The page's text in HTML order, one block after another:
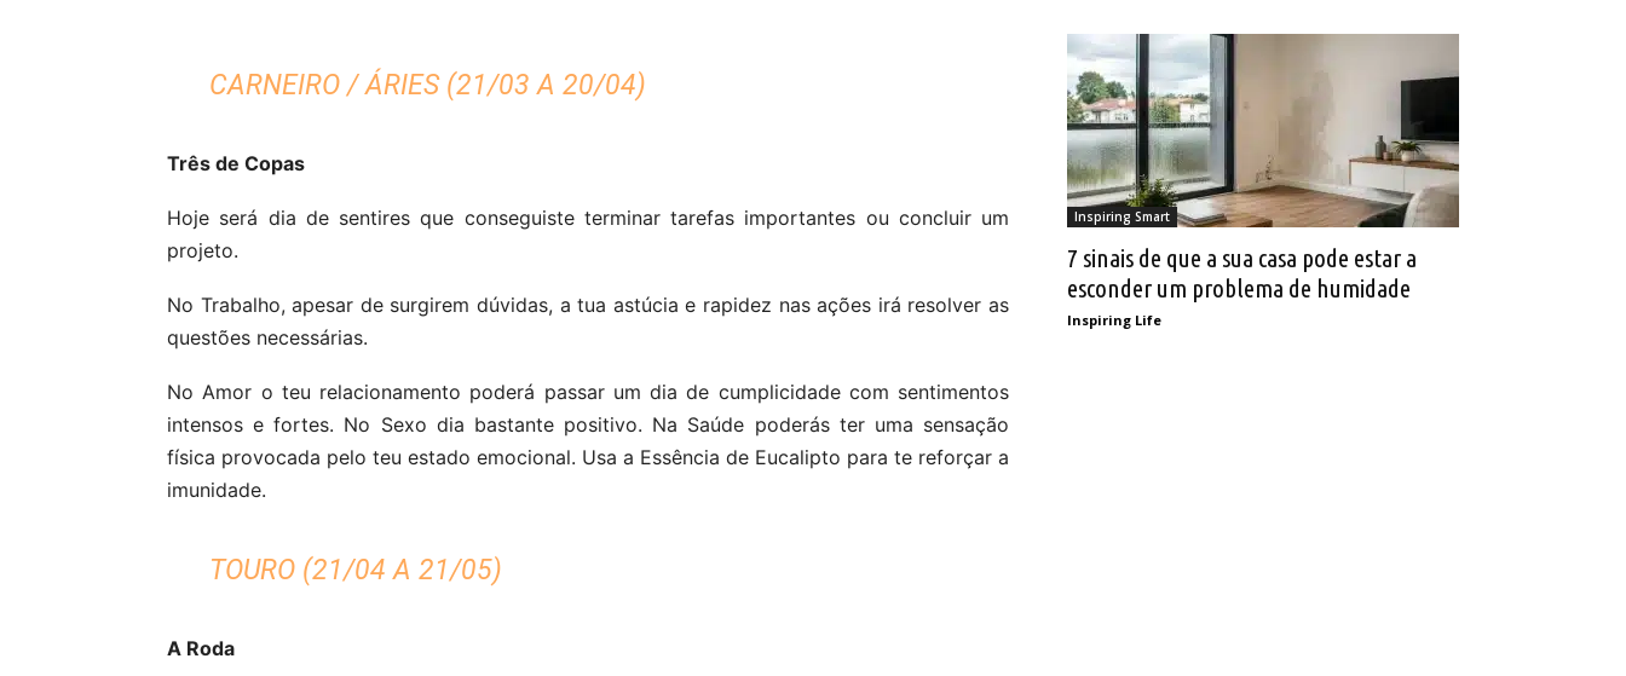
CARNEIRO / ÁRIES (21/03 A 20/04)
Três de Copas
Hoje será dia de sentires que conseguiste terminar tarefas importantes ou concluir um
projeto.
No Trabalho, apesar de surgirem dúvidas, a tua astúcia e rapidez nas ações irá resolver as
questões necessárias.
No Amor o teu relacionamento poderá passar um dia de cumplicidade com sentimentos
intensos e fortes. No Sexo dia bastante positivo. Na Saúde poderás ter uma sensação
física provocada pelo teu estado emocional. Usa a Essência de Eucalipto para te reforçar a
imunidade.
TOURO (21/04 A 21/05)
A Roda
Inspiring Smart
7 sinais de que a sua casa pode estar a
esconder um problema de humidade
Inspiring Life